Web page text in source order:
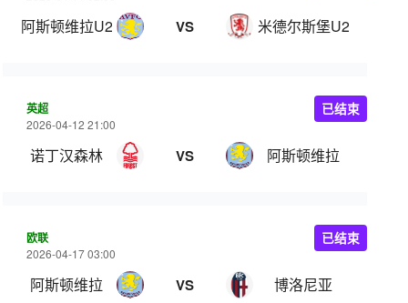
阿斯顿维拉U21 VS 米德尔斯堡U21
英超
2026-04-12 21:00
诺丁汉森林 VS 阿斯顿维拉
已结束
欧联
2026-04-17 03:00
阿斯顿维拉 VS 博洛尼亚
已结束